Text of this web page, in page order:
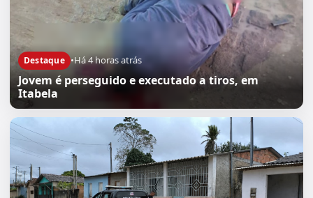
Destaque •Há 4 horas atrás
Jovem é perseguido e executado a tiros, em
Itabela